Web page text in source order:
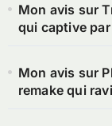
Mon avis sur
qui captive
Mon avis sur
remake qui